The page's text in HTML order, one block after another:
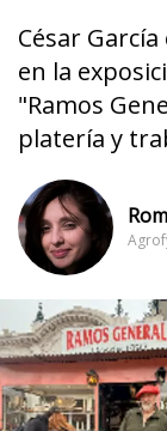
César
en la
"Ramos
platería y